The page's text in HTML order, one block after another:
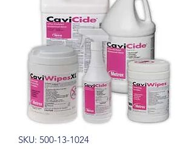
SKU: 500-13-1024